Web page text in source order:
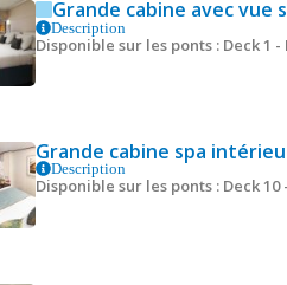
Grande cabine avec vue
Description
Disponible sur les ponts : Deck 1 -
Grande cabine spa
Description
Disponible sur les ponts : Deck 10